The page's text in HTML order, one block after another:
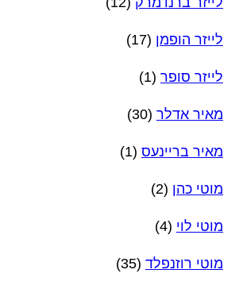
לייזר הופמן (17)
לייזר סופר (1)
מאיר אדלר (30)
מאיר בריינעס (1)
מוטי כהן (2)
מוטי לוי (4)
מוטי רוזנפלד (35)